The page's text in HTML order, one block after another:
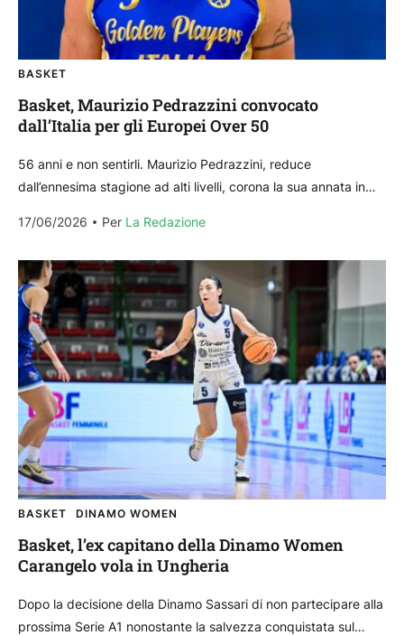
BASKET
Basket, Maurizio Pedrazzini convocato
dall’Italia per gli Europei Over 50
56 anni e non sentirli. Maurizio Pedrazzini, reduce
dall’ennesima stagione ad alti livelli, corona la sua annata in
17/06/2026
Per La Redazione
BASKET DINAMO WOMEN
Basket, l’ex capitano della Dinamo Women
Carangelo vola in Ungheria
Dopo la decisione della Dinamo Sassari di non partecipare alla
prossima Serie A1 nonostante la salvezza conquistata sul